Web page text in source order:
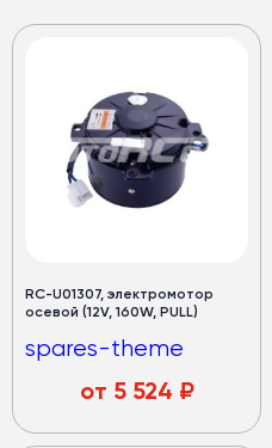
RC-U01307, электромотор
осевой (12V, 160W, PULL)
spares-theme
от 5 524 ₽